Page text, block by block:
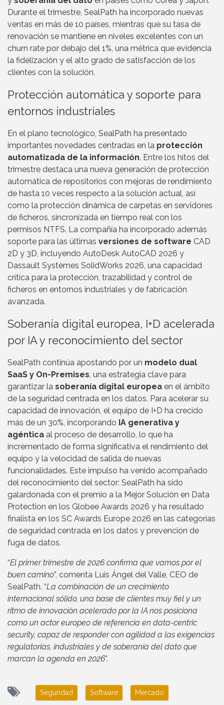
Durante el trimestre, SealPath ha incorporado nuevas
ventas en más de 10 países, mientras que su tasa de
renovación se mantiene en niveles excelentes con un
churn rate por debajo del 1%, una métrica que evidencia
la fidelización y el alto grado de satisfacción de los
clientes con la solución.
Protección automática y soporte para
entornos industriales
En el plano tecnológico, SealPath ha presentado
importantes novedades centradas en la protección
automatizada de la información. Entre los hitos del
trimestre destaca una nueva generación de protección
automática de repositorios con mejoras de rendimiento
de hasta 10 veces respecto a la solución actual, así
como la protección dinámica de carpetas en servidores
de ficheros, sincronizada en tiempo real con los
permisos NTFS. La compañía ha incorporado además
soporte para las últimas versiones de software CAD
2D y 3D, incluyendo AutoDesk AutoCAD 2026 y
Dassault Systèmes SolidWorks 2026, una capacidad
crítica para la protección, trazabilidad y control de
ficheros en entornos industriales y de fabricación
avanzada.
Soberanía digital europea, I+D acelerada
por IA y reconocimiento del sector
SealPath continúa apostando por un modelo dual
SaaS y On-Premises, una estrategia clave para
garantizar la soberanía digital europea en el ámbito
de la seguridad centrada en los datos. Para acelerar su
capacidad de innovación, el equipo de I+D ha crecido
más de un 30%, incorporando IA generativa y
agéntica al proceso de desarrollo, lo que ha
incrementado de forma significativa el rendimiento del
equipo y la velocidad de salida de nuevas
funcionalidades. Este impulso ha venido acompañado
del reconocimiento del sector: SealPath ha sido
galardonada con el premio a la Mejor Solución en Data
Protection en los Globee Awards 2026 y ha resultado
finalista en los SC Awards Europe 2026 en las categorías
de seguridad centrada en los datos y prevención de
fuga de datos.
“El primer trimestre de 2026 confirma que vamos por el
buen camino”, comenta Luis Ángel del Valle, CEO de
SealPath. “La combinación de un crecimiento
internacional sólido, una base de clientes muy fiel y un
ritmo de innovación acelerado por la IA nos posiciona
como un actor europeo de referencia en data-centric
security, capaz de responder con agilidad a las exigencias
regulatorias, industriales y de soberanía del dato que
marcan la agenda en 2026”.
Seguridad Software Mercado